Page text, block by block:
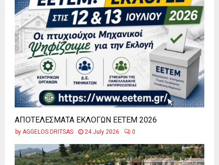
ΑΠΟΤΕΛΕΣΜΑΤΑ ΕΚΛΟΓΩΝ ΕΕΤΕΜ 2026
by AGGELOS DRITSAS 24 July 2026 0